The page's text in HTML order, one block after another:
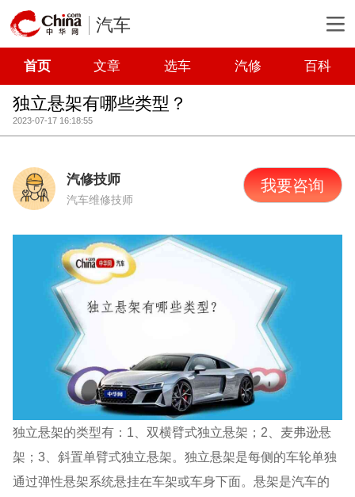
汽车
首页 文章 选车 汽修 百科
独立悬架有哪些类型？
2023-07-17 16:18:55
汽修技师
汽车维修技师
我要咨询
独立悬架的类型有：1、双横臂式独立悬架；2、麦弗逊悬
架；3、斜置单臂式独立悬架。独立悬架是每侧的车轮单独
通过弹性悬架系统悬挂在车架或车身下面。悬架是汽车的